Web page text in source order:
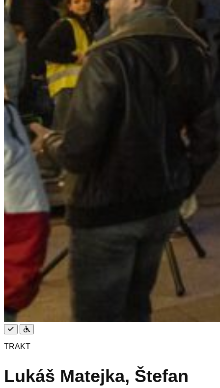
ZadarmoBezbariérový
prístup
TRAKT
Lukáš Matejka, Štefan